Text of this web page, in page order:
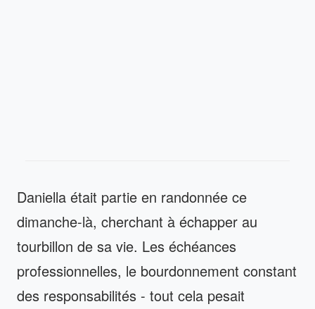
Daniella était partie en randonnée ce
dimanche-là, cherchant à échapper au
tourbillon de sa vie. Les échéances
professionnelles, le bourdonnement constant
des responsabilités - tout cela pesait